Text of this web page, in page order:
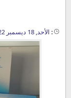
: الأحد, 18 ديسمبر 2022 - 10:37 م